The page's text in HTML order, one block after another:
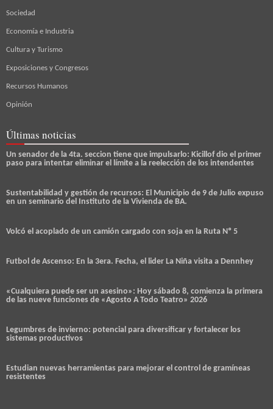
Sociedad
Economía e Industria
Cultura y Turismo
Exposiciones y Congresos
Recursos Humanos
Opinión
Últimas noticias
Un senador de la 4ta. seccion tiene que impulsarlo: Kicillof dio el primer
paso para intentar eliminar el límite a la reelección de los intendentes
Sustentabilidad y gestión de recursos: El Municipio de 9 de Julio expuso
en un seminario del Instituto de la Vivienda de BA.
Volcó el acoplado de un camión cargado con soja en la Ruta Nº 5
Futbol de Ascenso: En la 3era. Fecha, el lider La Niña visita a Dennhey
«Cualquiera puede ser un asesino»: Hoy sábado 8, comienza la primera
de las nueve funciones de «Agosto A Todo Teatro» 2026
Legumbres de invierno: potencial para diversificar y fortalecer los
sistemas productivos
Estudian nuevas herramientas para mejorar el control de gramíneas
resistentes